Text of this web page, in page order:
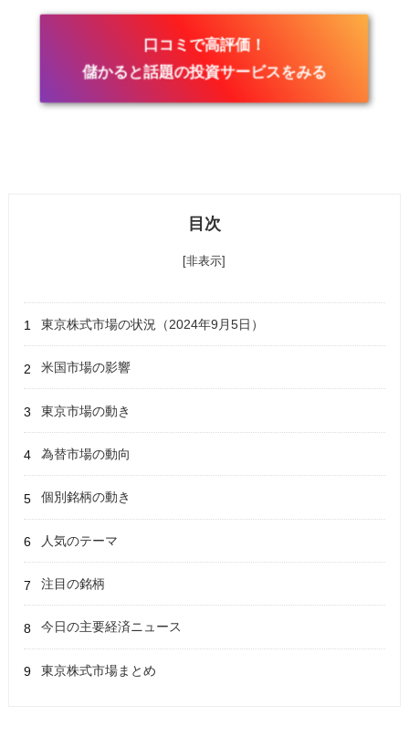
口コミで高評価！
儲かると話題の投資サービスをみる
目次
[非表示]
東京株式市場の状況（2024年9月5日）
米国市場の影響
東京市場の動き
為替市場の動向
個別銘柄の動き
人気のテーマ
注目の銘柄
今日の主要経済ニュース
東京株式市場まとめ